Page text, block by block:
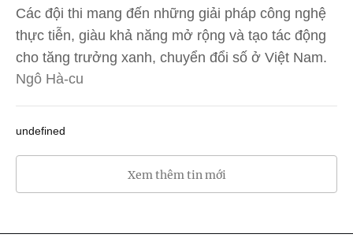
Các đội thi mang đến những giải pháp công nghệ
thực tiễn, giàu khả năng mở rộng và tạo tác động
cho tăng trưởng xanh, chuyển đổi số ở Việt Nam.
Ngô Hà-cu
undefined
Xem thêm tin mới